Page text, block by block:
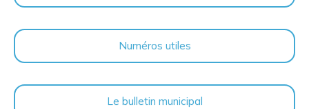
Numéros utiles
Le bulletin municipal